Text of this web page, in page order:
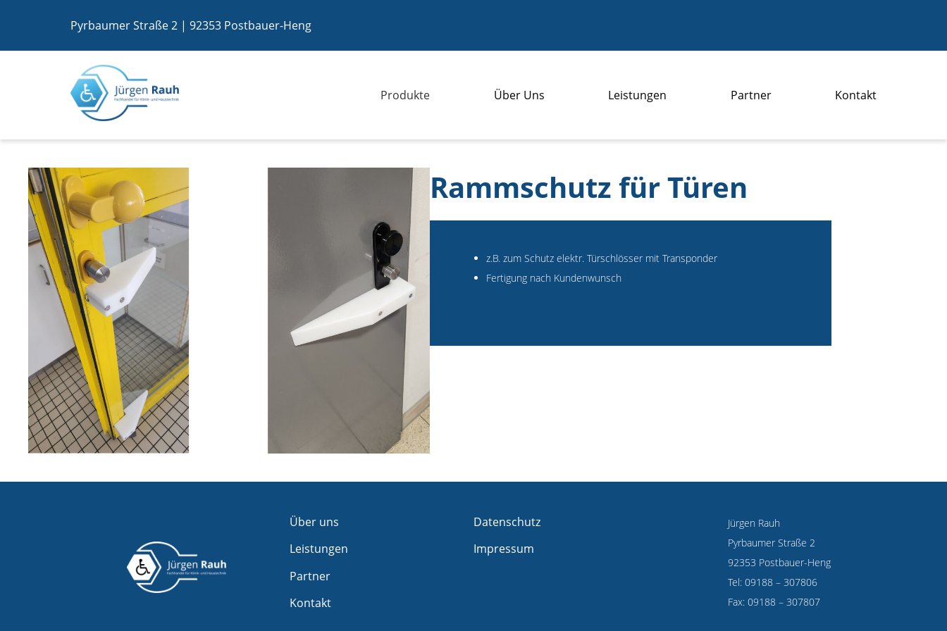
Pyrbaumer Straße 2 | 92353 Postbauer-Heng
Produkte
Heizung
Rehatechnik
Lenkrollen & Räder
Großküche
Labortechnik
Sonstiges
Über Uns Leistungen Partner Kontakt
Rammschutz für Türen
z.B. zum Schutz elektr. Türschlösser mit Transponder
Fertigung nach Kundenwunsch
Über uns
Leistungen
Partner
Kontakt
Datenschutz
Impressum
Jürgen Rauh
Pyrbaumer Straße 2
92353 Postbauer-Heng
Tel: 09188 – 307806
Fax: 09188 – 307807